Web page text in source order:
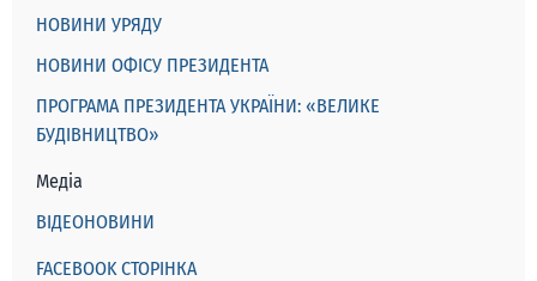
НОВИНИ УРЯДУ
НОВИНИ ОФІСУ ПРЕЗИДЕНТА
ПРОГРАМА ПРЕЗИДЕНТА УКРАЇНИ: «ВЕЛИКЕ
БУДІВНИЦТВО»
Медіа
ВІДЕОНОВИНИ
FACEBOOK СТОРІНКА